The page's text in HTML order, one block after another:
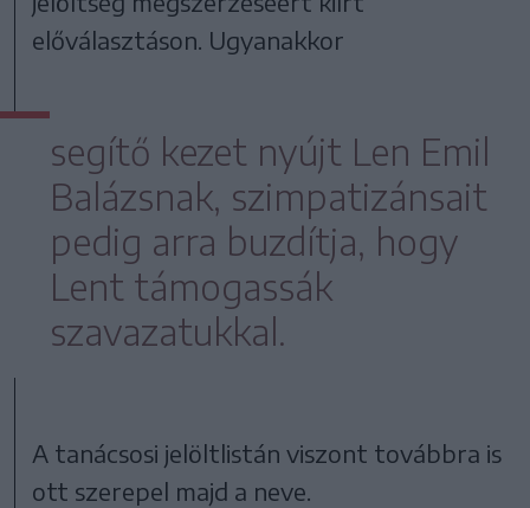
előválasztáson. Ugyanakkor
segítő kezet nyújt Len Emil
Balázsnak, szimpatizánsait
pedig arra buzdítja, hogy
Lent támogassák
szavazatukkal.
A tanácsosi jelöltlistán viszont továbbra is
ott szerepel majd a neve.